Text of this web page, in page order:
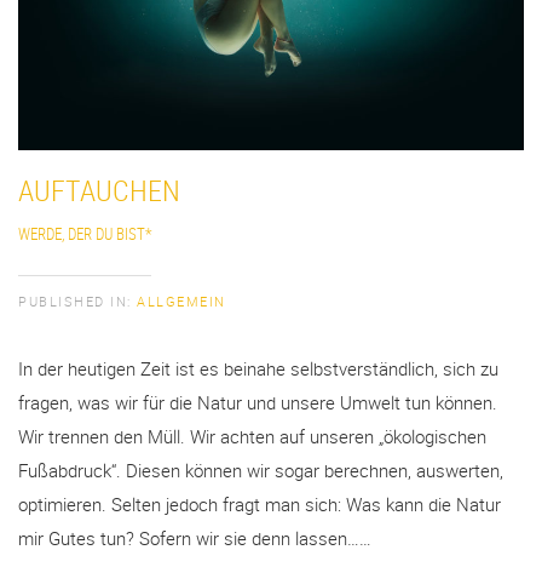
AUFTAUCHEN
WERDE, DER DU BIST*
PUBLISHED IN: ALLGEMEIN
In der heutigen Zeit ist es beinahe selbstverständlich, sich zu
fragen, was wir für die Natur und unsere Umwelt tun können.
Wir trennen den Müll. Wir achten auf unseren „ökologischen
Fußabdruck“. Diesen können wir sogar berechnen, auswerten,
optimieren. Selten jedoch fragt man sich: Was kann die Natur
mir Gutes tun? Sofern wir sie denn lassen……